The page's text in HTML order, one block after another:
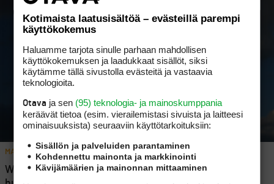
MAJOR
Wyndham Clark rakensi U.S. Openissa vuoren, jonka
Kotimaista laatusisältöä – evästeillä parempi
käyttökokemus
Haluamme tarjota sinulle parhaan mahdollisen
käyttökokemuksen ja laadukkaat sisällöt, siksi
käytämme tällä sivustolla evästeitä ja vastaavia
teknologioita.
Otava ja sen (95) teknologia- ja mainoskumppania
keräävät tietoa (esim. vierailemis­tasi sivuista ja laitteesi
ominaisuuk­sista) seuraaviin käyttötarkoituksiin:
Sisällön ja palveluiden parantaminen
Kohdennettu mainonta ja markkinointi
Kävijämäärien ja mainonnan mittaaminen